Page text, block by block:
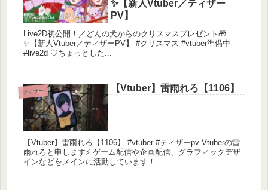
✨【新人Vtuber／ティザー
PV】
Live2D初公開！／どんの犬からのクリスマスプレゼント🎁
✨【新人Vtuber／ティザーPV】 #クリスマス #vtuber準備中
#live2d ♡ちょっとした...
ティザー 【Vtuber】雷雨れろ【1106】
【Vtuber】雷雨れろ【1106】 #vtuber #ティザーpv Vtuberの雷
雨れろと申します⚡ ゲーム配信や企画配信、グラフィックデザ